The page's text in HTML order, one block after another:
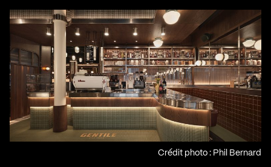
Crédit photo : Phil Bernard